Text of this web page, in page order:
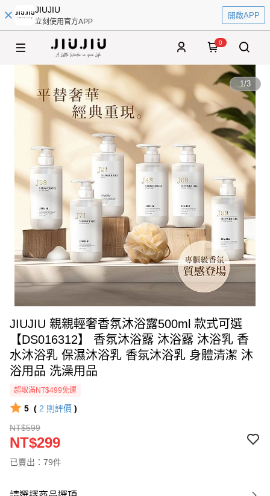
JIUJIU
立刻使用官方APP
開啟APP
0
1/3
JIUJIU 親親輕奢香氛沐浴露500ml 款式可選
【DS016312】 香氛沐浴露 沐浴露 沐浴乳 香
水沐浴乳 保濕沐浴乳 香氛沐浴乳 身體清潔 沐
浴用品 洗澡用品
超取滿NT$499免運
5 ( 2 則評價 )
NT$599
NT$299
已賣出：79件